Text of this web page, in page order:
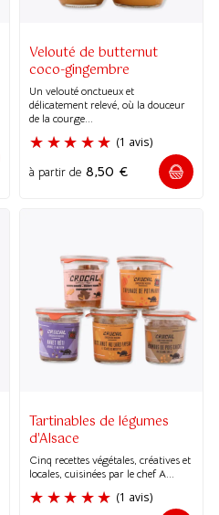
Velouté de butternut
coco-gingembre
Un velouté onctueux et
délicatement relevé, où la douceur
de la courge...
(1 avis)
à partir de 8,50 €
Tartinables de légumes
d'Alsace
Cinq recettes végétales, créatives et
locales, cuisinées par le chef A...